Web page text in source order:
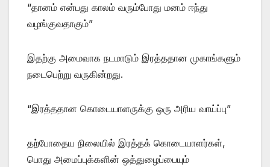
“தானம் என்பது காலம் வரும்போது மனம் ஈந்து
வழங்குவதாகும்”
இதற்கு அமைவாக நடமாடும் இரத்ததான முகாங்களும்
நடைபெற்று வருகின்றது.
“இரத்ததான கொடையாளருக்கு ஒரு அரிய வாய்ப்பு”
தற்போதைய நிலையில் இரத்தக் கொடையாளர்கள்,
பொது அமைப்புக்களின் ஒத்துழைப்பையும்